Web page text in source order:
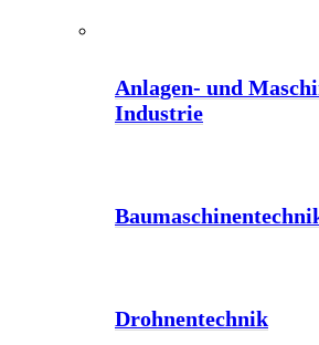
Anlagen- und
Industrie
Drohnentechnik